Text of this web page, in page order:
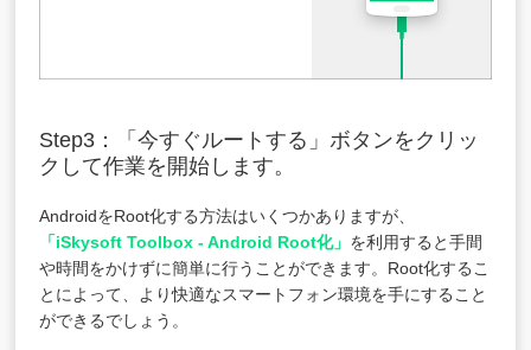
Step3：「今すぐルートする」ボタンをクリッ
クして作業を開始します。
AndroidをRoot化する方法はいくつかありますが、
「iSkysoft Toolbox - Android Root化」 を利用すると手間
や時間をかけずに簡単に行うことができます。Root化するこ
とによって、より快適なスマートフォン環境を手にすること
ができるでしょう。